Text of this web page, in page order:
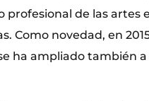
profesional de las artes
Como novedad, en
ha ampliado también a